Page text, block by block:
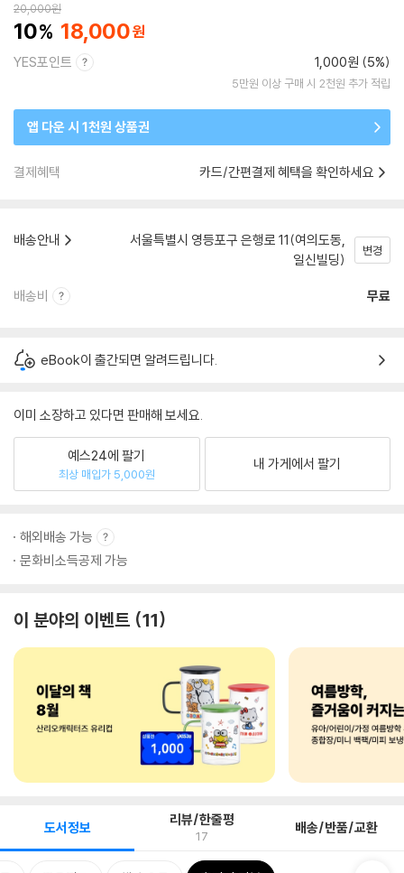
20,000원
10 18,000
YES포인트 1,000원 (5%)
5만원 이상 구매 시 2천원 추가 적립
앱 다운 시 1천원 상품권
결제혜택 카드/간편결제 혜택을 확인하세요
배송안내
서울특별시 영등포구 은행로 11(여의도동,
일신빌딩)
변경
배송비 무료
eBook이 출간되면 알려드립니다.
이미 소장하고 있다면 판매해 보세요.
예스24에 팔기
최상 매입가 5,000원
내 가게에서 팔기
해외배송 가능
문화비소득공제 가능
이 분야의 이벤트 11
도서정보 리뷰/한줄평
17 배송/반품/교환